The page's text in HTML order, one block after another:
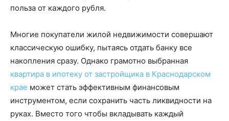
польза от каждого рубля.
Многие покупатели жилой недвижимости совершают
классическую ошибку, пытаясь отдать банку все
накопления сразу. Однако грамотно выбранная
квартира в ипотеку от застройщика в Краснодарском
крае может стать эффективным финансовым
инструментом, если сохранить часть ликвидности на
руках. Вместо того чтобы вкладывать каждый